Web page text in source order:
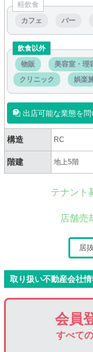
軽飲食
カフェ
バー
飲食以外
物販
美容室・理
クリニック
娯楽
出店可能な業態を問
構造 RC
階建 地上5階
テナント
店舗売
居
取り扱い不動産会社情
会員
すべて